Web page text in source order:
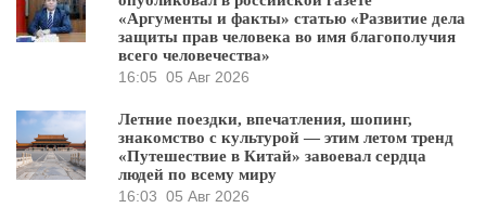
«Аргументы и факты» статью «Развитие дела
защиты прав человека во имя благополучия
всего человечества»
16:05 05 Авг 2026
Летние поездки, впечатления, шопинг,
знакомство с культурой — этим летом тренд
«Путешествие в Китай» завоевал сердца
людей по всему миру
16:03 05 Авг 2026